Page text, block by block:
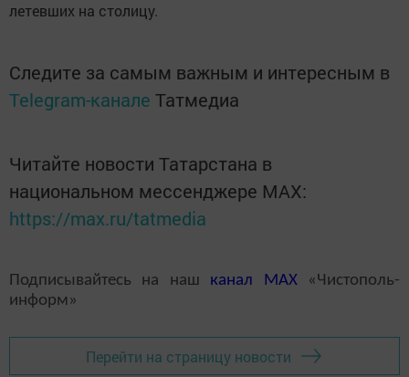
летевших на столицу.
Следите за самым важным и интересным в
Telegram-канале Татмедиа
Читайте новости Татарстана в
национальном мессенджере MАХ:
https://max.ru/tatmedia
Подписывайтесь на наш канал MAX«Чистополь-
информ»
Перейти на страницу новости